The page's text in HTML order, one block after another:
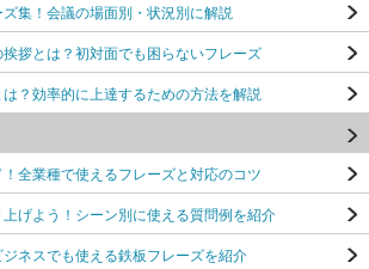
集！会議の場面別・状況別に解説
拶とは？初対面でも困らないフレーズ
？効率的に上達するための方法を解説
全業種で使えるフレーズと対応のコツ
げよう！シーン別に使える質問例を紹介
ネスでも使える鉄板フレーズを紹介